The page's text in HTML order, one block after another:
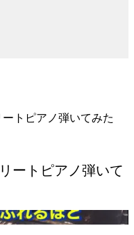
トピアノ弾いてみた
ートピアノ弾いて